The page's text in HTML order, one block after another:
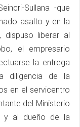
Sullana -que
asalto y en la
dispuso liberar al
el empresario
la entrega
diligencia de la
en el servicentro
del Ministerio
y al dueño de la